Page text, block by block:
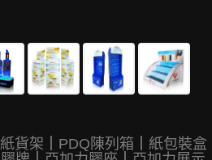
紙貨架 PDQ陳列箱
紙包裝盒